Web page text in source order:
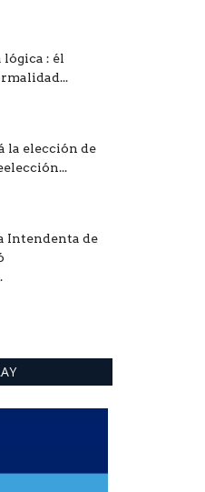
lógica : él
la elección de
Intendenta de